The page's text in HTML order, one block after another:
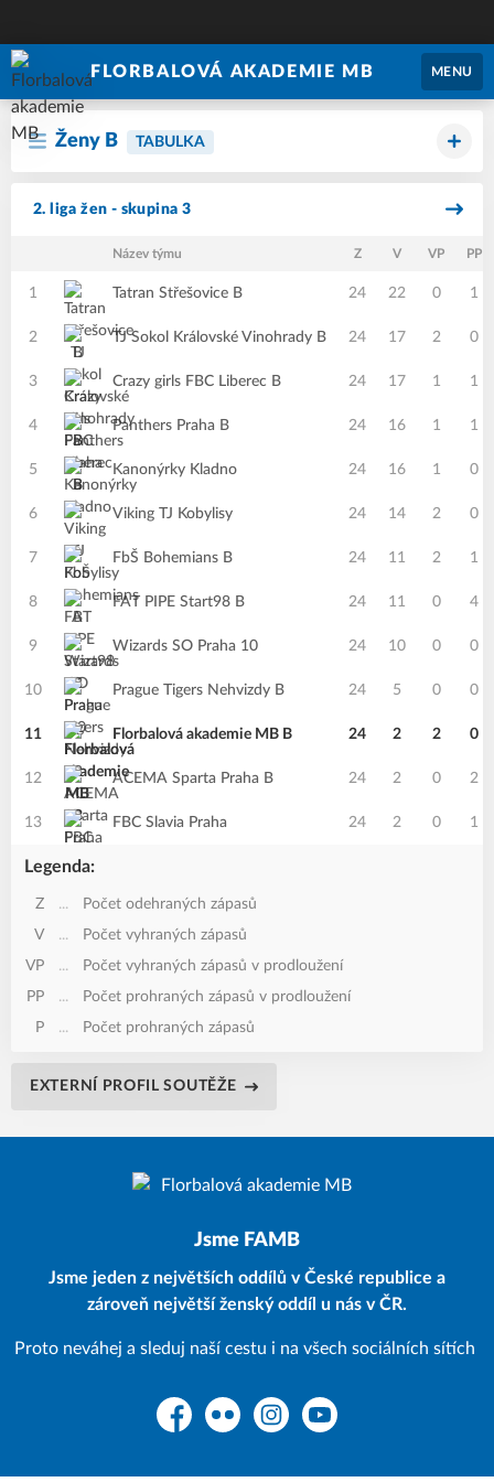
FLORBALOVÁ AKADEMIE MB MENU
Ženy B TABULKA
2. liga žen - skupina 3
Název týmu Z V VP PP
1 Tatran Střešovice B 24 22 0 1
2 TJ Sokol Královské Vinohrady B 24 17 2 0
3 Crazy girls FBC Liberec B 24 17 1 1
4 Panthers Praha B 24 16 1 1
5 Kanonýrky Kladno 24 16 1 0
6 Viking TJ Kobylisy 24 14 2 0
7 FbŠ Bohemians B 24 11 2 1
8 FAT PIPE Start98 B 24 11 0 4
9 Wizards SO Praha 10 24 10 0 0
10 Prague Tigers Nehvizdy B 24 5 0 0
11 Florbalová akademie MB B 24 2 2 0
12 ACEMA Sparta Praha B 24 2 0 2
13 FBC Slavia Praha 24 2 0 1
Legenda:
Z ...
Počet odehraných zápasů
V
...
Počet vyhraných zápasů
VP
...
Počet vyhraných zápasů v prodloužení
PP
...
Počet prohraných zápasů v prodloužení
P
... Počet prohraných zápasů
EXTERNÍ PROFIL SOUTĚŽE
Jsme FAMB
Jsme jeden z největších oddílů v České republice a
zároveň největší ženský oddíl u nás v ČR.
Proto neváhej a sleduj naší cestu i na všech sociálních sítích
FacebookFlickr InstagramYouTube